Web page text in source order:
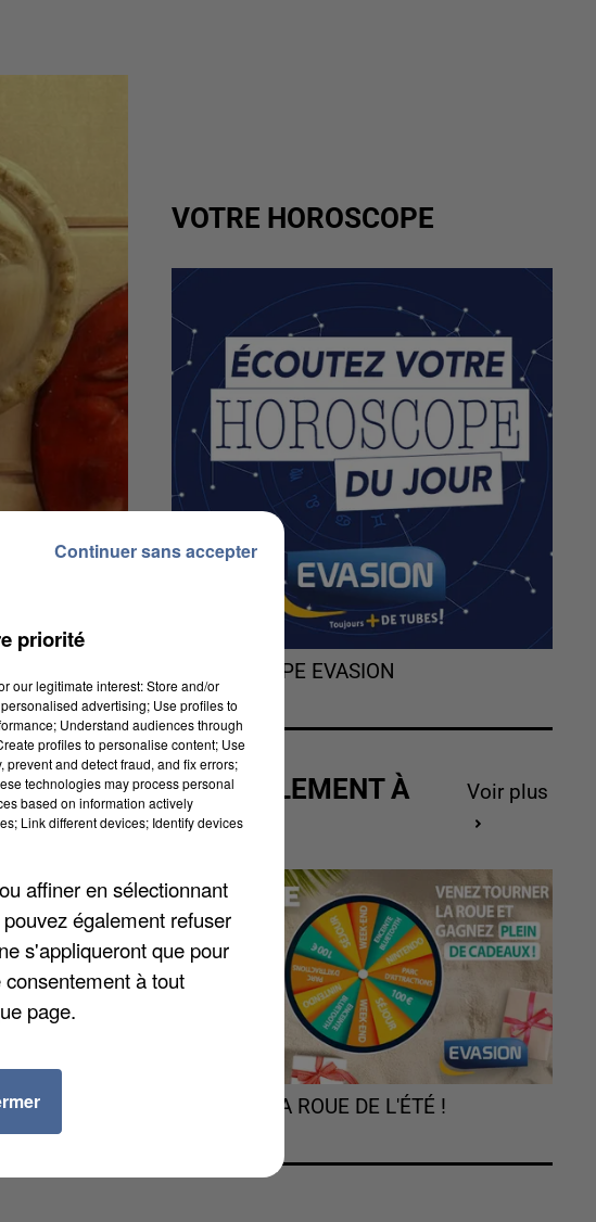
un pic de
sur son
de l'eau
éviter les
Canicule
samedi de
VOTRE HOROSCOPE
L'HOROSCOPE EVASION
ACTUELLEMENT À
GAGNER
Voir plus
TOURNEZ LA ROUE DE L'ÉTÉ !
priorité
our legitimate interest: Store and/or
advertising; Use profiles to
Understand audiences through
profiles to personalise content; Use
and detect fraud, and fix errors;
technologies may process personal
based on information actively
Link different devices; Identify devices
affiner en sélectionnant
également refuser
s'appliqueront que pour
à tout
page.
Continuer sans accepter